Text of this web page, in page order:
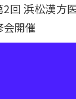
2回 浜松漢方
会開催